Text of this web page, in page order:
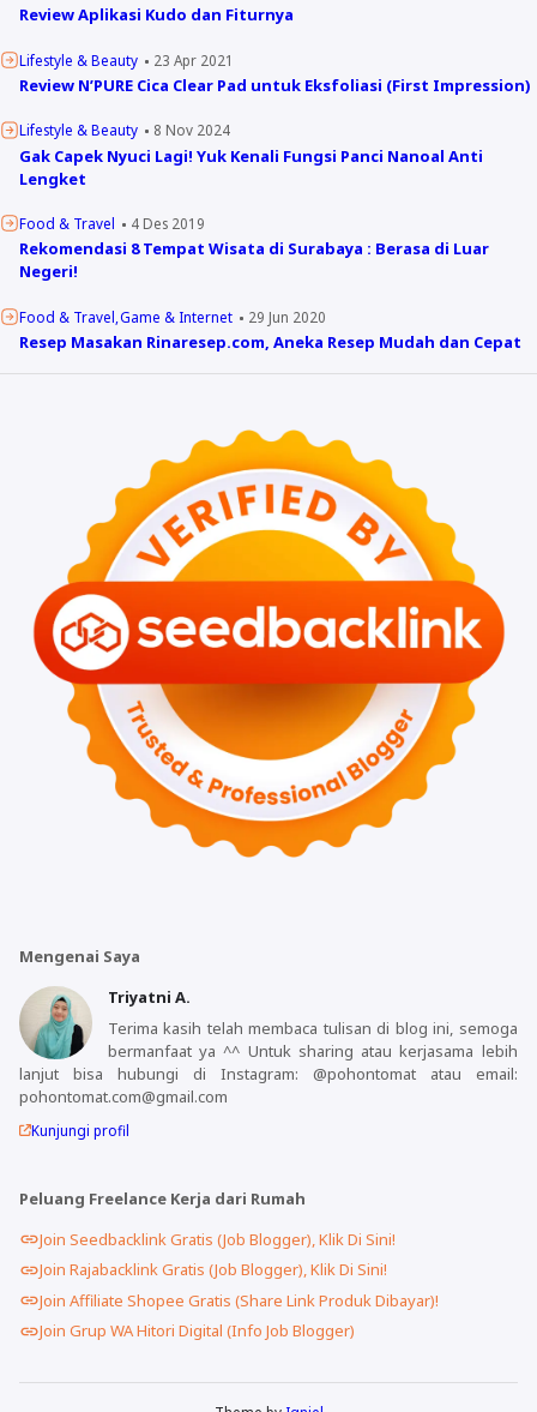
Review Aplikasi Kudo dan Fiturnya
Lifestyle & Beauty 23 Apr 2021
Review N’PURE Cica Clear Pad untuk Eksfoliasi (First Impression)
Lifestyle & Beauty 8 Nov 2024
Gak Capek Nyuci Lagi! Yuk Kenali Fungsi Panci Nanoal Anti
Lengket
Food & Travel 4 Des 2019
Rekomendasi 8 Tempat Wisata di Surabaya : Berasa di Luar
Negeri!
Food & Travel Game & Internet 29 Jun 2020
Resep Masakan Rinaresep.com, Aneka Resep Mudah dan Cepat
Mengenai Saya
Triyatni A.
Terima kasih telah membaca tulisan di blog ini, semoga
bermanfaat ya ^^ Untuk sharing atau kerjasama lebih
lanjut bisa hubungi di Instagram: @pohontomat atau email:
pohontomat.com@gmail.com
Kunjungi profil
Peluang Freelance Kerja dari Rumah
Join Seedbacklink Gratis (Job Blogger), Klik Di Sini!
Join Rajabacklink Gratis (Job Blogger), Klik Di Sini!
Join Affiliate Shopee Gratis (Share Link Produk Dibayar)!
Join Grup WA Hitori Digital (Info Job Blogger)